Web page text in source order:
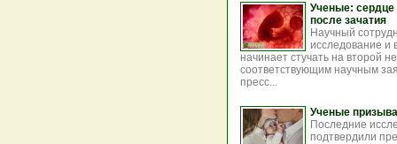
Ученые: сердце
после зачатия
Научный
исследование и
начинает стучать на второй
соответствующим научным
пресс...
Ученые
Последние
подтвердили